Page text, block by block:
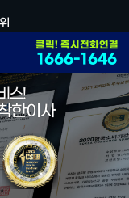
클릭! 즉시전화연결
1666-1646
스!
한이사